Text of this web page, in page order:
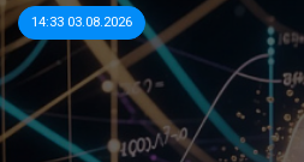
14:33 03.08.2026